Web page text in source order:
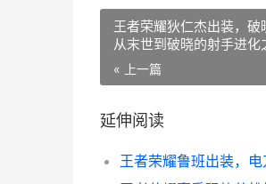
王者荣耀狄仁杰出装，破
从末世到破晓的射手进化
« 上一篇
延伸阅读